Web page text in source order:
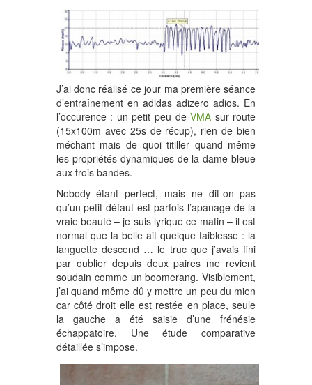
J’ai donc réalisé ce jour ma première séance
d’entraînement en adidas adizero adios. En
l’occurence : un petit peu deVMA sur route
(15x100m avec 25s de récup), rien de bien
méchant mais de quoi titiller quand même
les propriétés dynamiques de la dame bleue
aux trois bandes.
Nobody étant perfect, mais ne dit-on pas
qu’un petit défaut est parfois l’apanage de la
vraie beauté – je suis lyrique ce matin – il est
normal que la belle ait quelque faiblesse : la
languette descend … le truc que j’avais fini
par oublier depuis deux paires me revient
soudain comme un boomerang. Visiblement,
j’ai quand même dû y mettre un peu du mien
car côté droit elle est restée en place, seule
la gauche a été saisie d’une frénésie
échappatoire. Une étude comparative
détaillée s’impose.